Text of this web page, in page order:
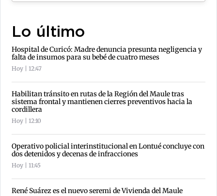
Lo último
Hospital de Curicó: Madre denuncia presunta negligencia y
falta de insumos para su bebé de cuatro meses
Hoy | 12:47
Habilitan tránsito en rutas de la Región del Maule tras
sistema frontal y mantienen cierres preventivos hacia la
cordillera
Hoy | 12:10
Operativo policial interinstitucional en Lontué concluye con
dos detenidos y decenas de infracciones
Hoy | 11:45
René Suárez es el nuevo seremi de Vivienda del Maule